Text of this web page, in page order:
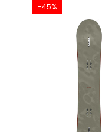
-45%